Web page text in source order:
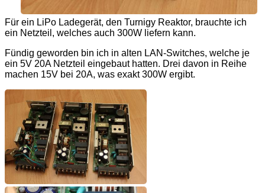
Für ein LiPo Ladegerät, den Turnigy Reaktor, brauchte ich
ein Netzteil, welches auch 300W liefern kann.
Fündig geworden bin ich in alten LAN-Switches, welche je
ein 5V 20A Netzteil eingebaut hatten. Drei davon in Reihe
machen 15V bei 20A, was exakt 300W ergibt.